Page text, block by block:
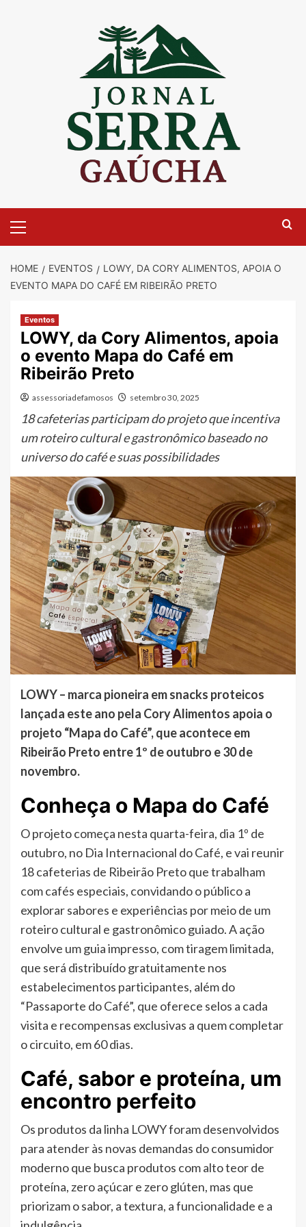
Menu
HOME EVENTOS
LOWY, DA CORY ALIMENTOS, APOIA O
EVENTO MAPA DO CAFÉ EM RIBEIRÃO PRETO
Eventos
LOWY, da Cory Alimentos, apoia
o evento Mapa do Café em
Ribeirão Preto
assessoriadefamosos setembro 30, 2025
18 cafeterias participam do projeto que incentiva
um roteiro cultural e gastronômico baseado no
universo do café e suas possibilidades
LOWY – marca pioneira em snacks proteicos
lançada este ano pela Cory Alimentos apoia o
projeto “Mapa do Café”, que acontece em
Ribeirão Preto entre 1º de outubro e 30 de
novembro.
Conheça o Mapa do Café
O projeto começa nesta quarta-feira, dia 1º de
outubro, no Dia Internacional do Café, e vai reunir
18 cafeterias de Ribeirão Preto que trabalham
com cafés especiais, convidando o público a
explorar sabores e experiências por meio de um
roteiro cultural e gastronômico guiado. A ação
envolve um guia impresso, com tiragem limitada,
que será distribuído gratuitamente nos
estabelecimentos participantes, além do
“Passaporte do Café”, que oferece selos a cada
visita e recompensas exclusivas a quem completar
o circuito, em 60 dias.
Café, sabor e proteína, um
encontro perfeito
Os produtos da linha LOWY foram desenvolvidos
para atender às novas demandas do consumidor
moderno que busca produtos com alto teor de
proteína, zero açúcar e zero glúten, mas que
priorizam o sabor, a textura, a funcionalidade e a